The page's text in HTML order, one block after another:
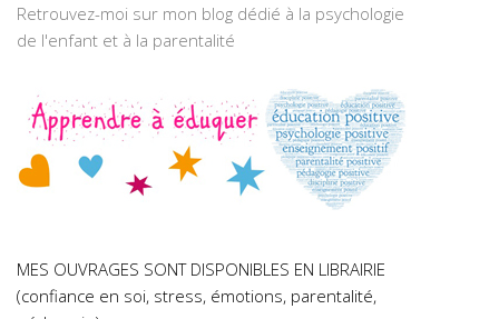
Retrouvez-moi sur mon blog dédié à la psychologie
de l'enfant et à la parentalité
MES OUVRAGES SONT DISPONIBLES EN LIBRAIRIE
(confiance en soi, stress, émotions, parentalité,